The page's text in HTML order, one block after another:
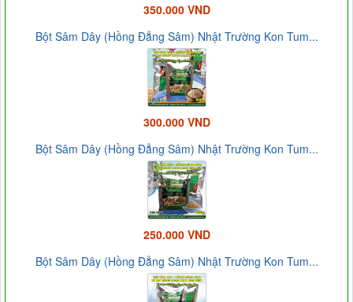
350.000 VND
Bột Sâm Dây (Hồng Đẳng Sâm) Nhật Trường Kon Tum...
300.000 VND
Bột Sâm Dây (Hồng Đẳng Sâm) Nhật Trường Kon Tum...
250.000 VND
Bột Sâm Dây (Hồng Đẳng Sâm) Nhật Trường Kon Tum...